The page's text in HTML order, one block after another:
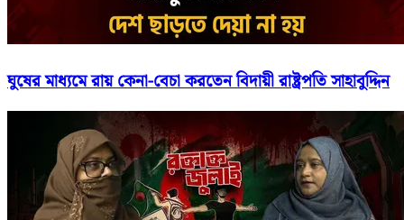
ঘুষের মাধ্যমে রায় কেনা-বেচা করতেন বিদায়ী রাষ্ট্রপতি সাহাবুদ্দিন